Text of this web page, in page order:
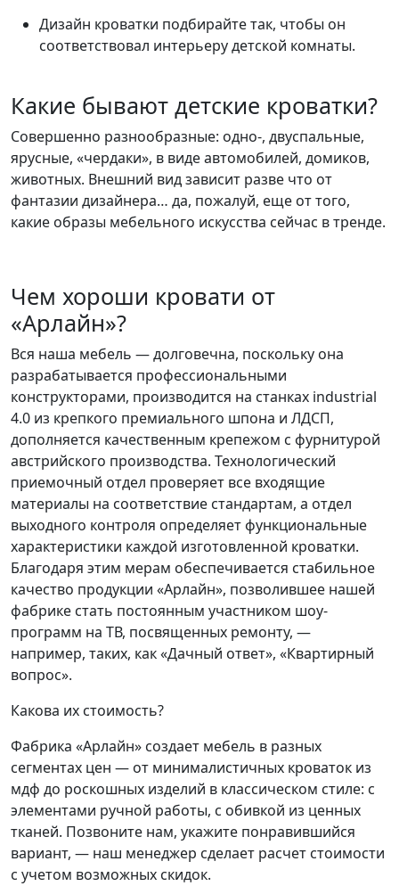
Дизайн кроватки подбирайте так, чтобы он
соответствовал интерьеру детской комнаты.
Какие бывают детские кроватки?
Совершенно разнообразные: одно-, двуспальные,
ярусные, «чердаки», в виде автомобилей, домиков,
животных. Внешний вид зависит разве что от
фантазии дизайнера… да, пожалуй, еще от того,
какие образы мебельного искусства сейчас в тренде.
Чем хороши кровати от
«Арлайн»?
Вся наша мебель — долговечна, поскольку она
разрабатывается профессиональными
конструкторами, производится на станках industrial
4.0 из крепкого премиального шпона и ЛДСП,
дополняется качественным крепежом с фурнитурой
австрийского производства. Технологический
приемочный отдел проверяет все входящие
материалы на соответствие стандартам, а отдел
выходного контроля определяет функциональные
характеристики каждой изготовленной кроватки.
Благодаря этим мерам обеспечивается стабильное
качество продукции «Арлайн», позволившее нашей
фабрике стать постоянным участником шоу-
программ на ТВ, посвященных ремонту, —
например, таких, как «Дачный ответ», «Квартирный
вопрос».
Какова их стоимость?
Фабрика «Арлайн» создает мебель в разных
сегментах цен — от минималистичных кроваток из
мдф до роскошных изделий в классическом стиле: с
элементами ручной работы, с обивкой из ценных
тканей. Позвоните нам, укажите понравившийся
вариант, — наш менеджер сделает расчет стоимости
с учетом возможных скидок.